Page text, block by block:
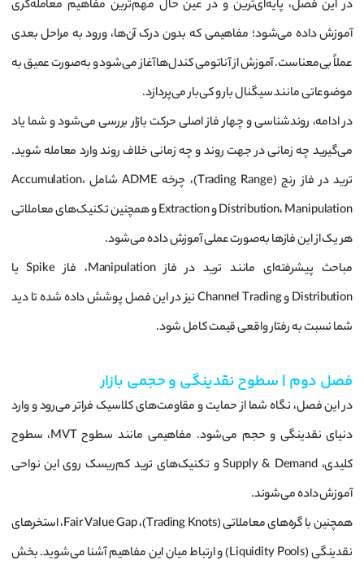
در این فصل، پایه‌ای‌ترین و در عین حال مهم‌ترین مفاهیم معامله‌گری
آموزش داده می‌شود؛ مفاهیمی که بدون درک آن‌ها، ورود به مراحل بعدی
عملاً بی‌معناست. آموزش از آناتومی کندل‌ها آغاز می‌شود و به‌صورت عمیق به
موضوعاتی مانند سیگنال بار و کی‌بار می‌پردازد.
در ادامه، روندشناسی و چهار فاز اصلی حرکت بازار بررسی می‌شود و شما یاد
می‌گیرید چه زمانی در جهت روند و چه زمانی خلاف روند وارد معامله شوید.
ترید در فاز رنج (Trading Range)، چرخه ADME شامل Accumulation،
Distribution، Manipulation و Extraction و همچنین تکنیک‌های معاملاتی
هر یک از این فازها به‌صورت عملی آموزش داده می‌شود.
مباحث پیشرفته‌ای مانند ترید در فاز Manipulation، فاز Spike یا
Distribution و Channel Trading نیز در این فصل پوشش داده شده تا دید
شما نسبت به رفتار واقعی قیمت کامل شود.
فصل دوم | سطوح نقدینگی و حجمی بازار
در این فصل، نگاه شما از حمایت و مقاومت‌های کلاسیک فراتر می‌رود و وارد
دنیای نقدینگی و حجم می‌شود. مفاهیمی مانند سطوح MVT، سطوح
کلیدی، Supply & Demand و تکنیک‌های ترید کم‌ریسک روی این نواحی
آموزش داده می‌شوند.
همچنین با گره‌های معاملاتی (Trading Knots)، Fair Value Gap، استخرهای
نقدینگی (Liquidity Pools) و ارتباط میان این مفاهیم آشنا می‌شوید. بخش